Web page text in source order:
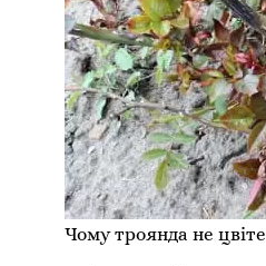
Чому троянда не цвіте